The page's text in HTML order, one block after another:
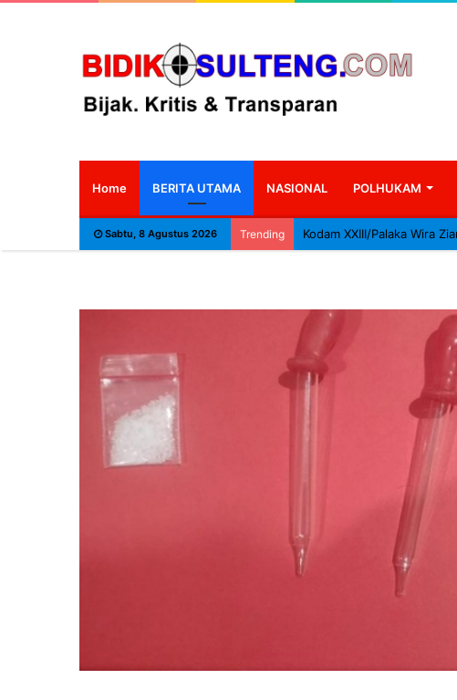
Home BERITA UTAMA NASIONAL POLHUKAM
Sabtu, 8 Agustus 2026 Trending